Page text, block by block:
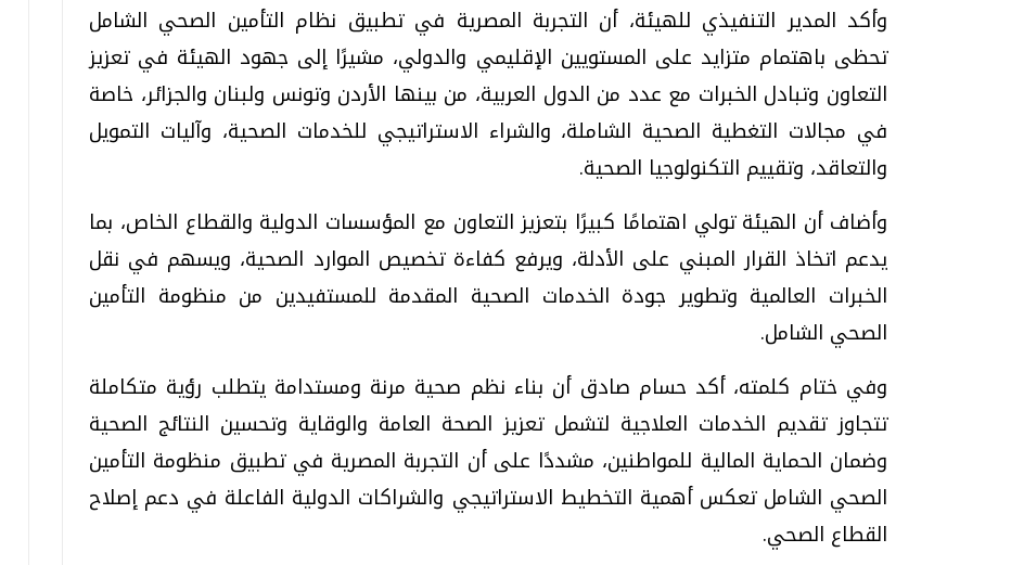
وأكد المدير التنفيذي للهيئة، أن التجربة المصرية في تطبيق نظام التأمين الصحي الشامل
تحظى باهتمام متزايد على المستويين الإقليمي والدولي، مشيرًا إلى جهود الهيئة في تعزيز
التعاون وتبادل الخبرات مع عدد من الدول العربية، من بينها الأردن وتونس ولبنان والجزائر، خاصة
في مجالات التغطية الصحية الشاملة، والشراء الاستراتيجي للخدمات الصحية، وآليات التمويل
والتعاقد، وتقييم التكنولوجيا الصحية.
وأضاف أن الهيئة تولي اهتمامًا كبيرًا بتعزيز التعاون مع المؤسسات الدولية والقطاع الخاص، بما
يدعم اتخاذ القرار المبني على الأدلة، ويرفع كفاءة تخصيص الموارد الصحية، ويسهم في نقل
الخبرات العالمية وتطوير جودة الخدمات الصحية المقدمة للمستفيدين من منظومة التأمين
الصحي الشامل.
وفي ختام كلمته، أكد حسام صادق أن بناء نظم صحية مرنة ومستدامة يتطلب رؤية متكاملة
تتجاوز تقديم الخدمات العلاجية لتشمل تعزيز الصحة العامة والوقاية وتحسين النتائج الصحية
وضمان الحماية المالية للمواطنين، مشددًا على أن التجربة المصرية في تطبيق منظومة التأمين
الصحي الشامل تعكس أهمية التخطيط الاستراتيجي والشراكات الدولية الفاعلة في دعم إصلاح
القطاع الصحي.